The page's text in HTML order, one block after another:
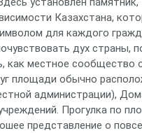
Казахстана,
для каждого
дух страны,
как местное сообщество
площади обычно
администрации),
Прогулка по
представление о